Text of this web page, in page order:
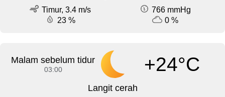
Timur, 3.4 m/s
766 mmHg
23 %
0 %
Malam sebelum tidur
03:00 +24°C
Langit cerah